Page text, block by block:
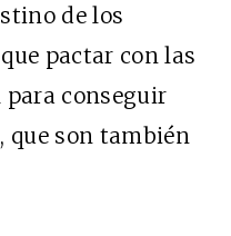
de los
pactar con las
conseguir
que son también